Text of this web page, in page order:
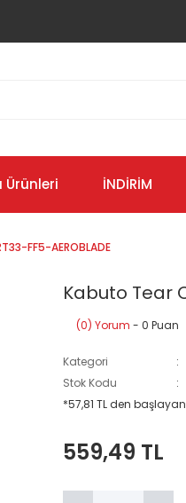
İNDİRİM
FF5-AEROBLADE
Kabuto Tear
(0) Yorum - 0 Puan
Kategori
Stok Kodu
*57,81 TL den
559,49 TL